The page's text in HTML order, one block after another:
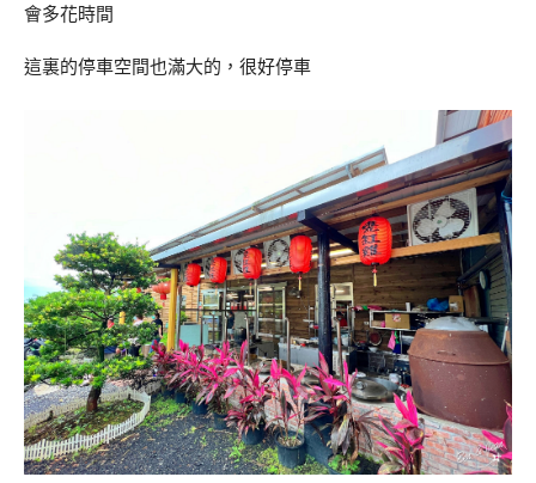
會多花時間
這裏的停車空間也滿大的，很好停車